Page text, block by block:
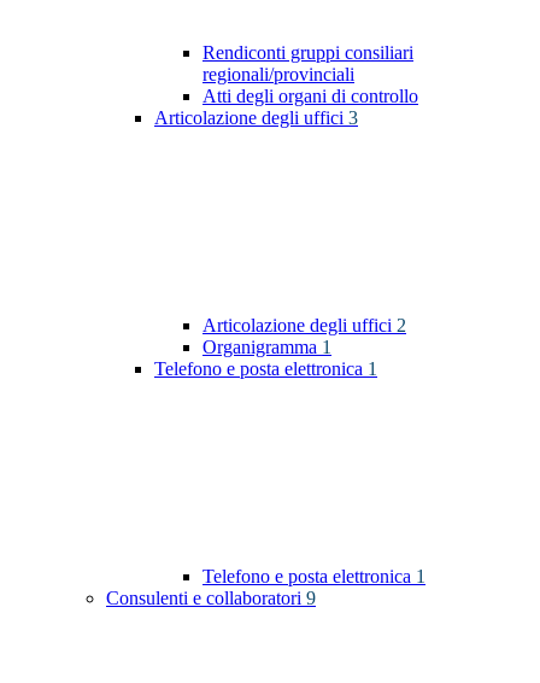
Rendiconti gruppi consiliari
regionali/provinciali
Atti degli organi di controllo
Articolazione degli uffici 3
Articolazione degli uffici 2
Organigramma 1
Telefono e posta elettronica 1
Telefono e posta elettronica 1
Consulenti e collaboratori 9